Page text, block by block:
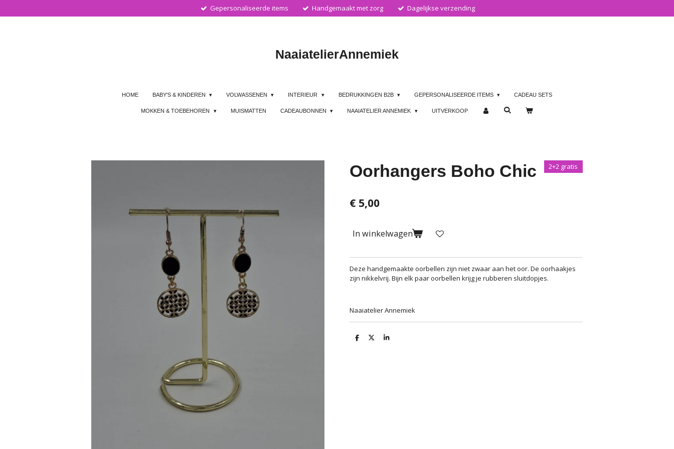
direct
Gepersonaliseerde items Handgemaakt met zorg Dagelijkse verzending
NaaiatelierAnnemiek
HOME BABY'S & KINDEREN VOLWASSENEN INTERIEUR BEDRUKKINGEN B2B GEPERSONALISEERDE ITEMS CADEAU SETS
MOKKEN & TOEBEHOREN MUISMATTEN CADEAUBONNEN NAAIATELIER ANNEMIEK UITVERKOOP
Oorhangers Boho Chic 2+2 gratis
€ 5,00
In winkelwagen
Deze handgemaakte oorbellen zijn niet zwaar aan het oor. De oorhaakjes
zijn nikkelvrij. Bijn elk paar oorbellen krijg je rubberen sluitdopjes.
Naaiatelier Annemiek
D
D
S